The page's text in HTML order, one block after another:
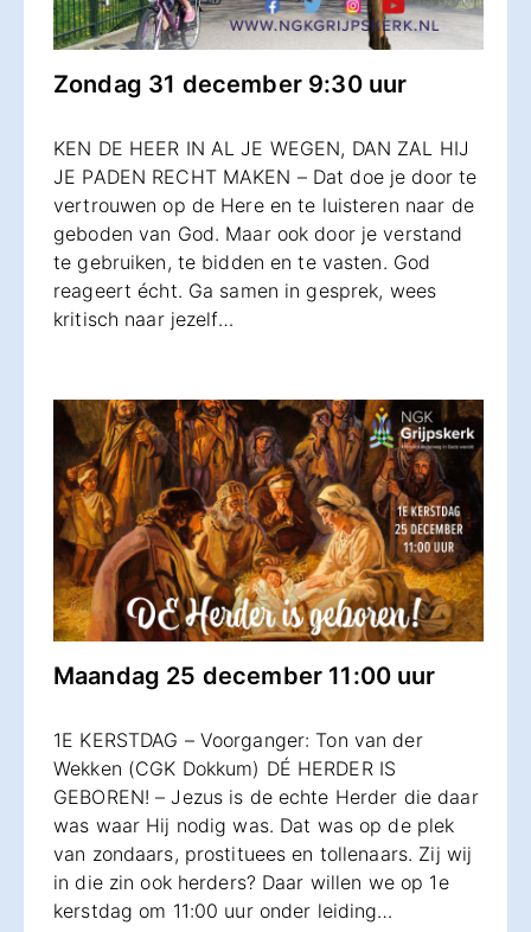
Zondag 31 december 9:30 uur
KEN DE HEER IN AL JE WEGEN, DAN ZAL HIJ
JE PADEN RECHT MAKEN – Dat doe je door te
vertrouwen op de Here en te luisteren naar de
geboden van God. Maar ook door je verstand
te gebruiken, te bidden en te vasten. God
reageert écht. Ga samen in gesprek, wees
kritisch naar jezelf…
Maandag 25 december 11:00 uur
1E KERSTDAG – Voorganger: Ton van der
Wekken (CGK Dokkum) DÉ HERDER IS
GEBOREN! – Jezus is de echte Herder die daar
was waar Hij nodig was. Dat was op de plek
van zondaars, prostituees en tollenaars. Zij wij
in die zin ook herders? Daar willen we op 1e
kerstdag om 11:00 uur onder leiding…